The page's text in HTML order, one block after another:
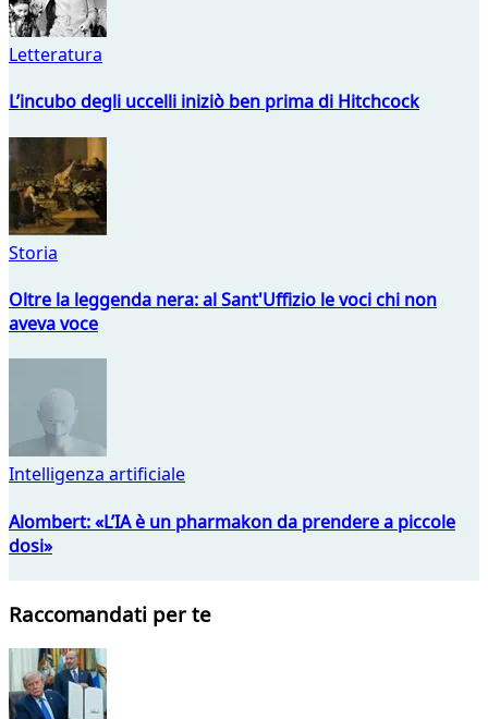
Letteratura
L’incubo degli uccelli iniziò ben prima di Hitchcock
Storia
Oltre la leggenda nera: al Sant'Uffizio le voci chi non
aveva voce
Intelligenza artificiale
Alombert: «L’IA è un pharmakon da prendere a piccole
dosi»
Raccomandati per te